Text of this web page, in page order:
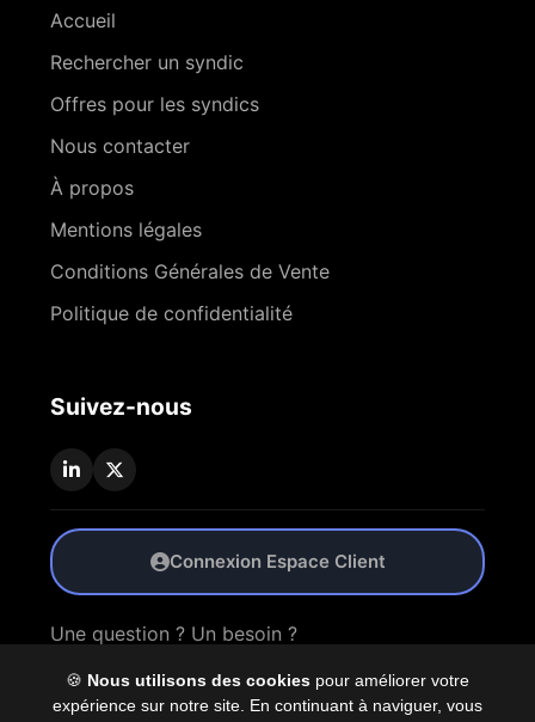
🍪 Nous utilisons des cookies pour améliorer votre
expérience sur notre site. En continuant à naviguer, vous
Accueil
Rechercher un syndic
Offres pour les syndics
Nous contacter
À propos
Mentions légales
Conditions Générales de Vente
Politique de confidentialité
Suivez-nous
Connexion Espace Client
Une question ? Un besoin ?
Nous Contacter